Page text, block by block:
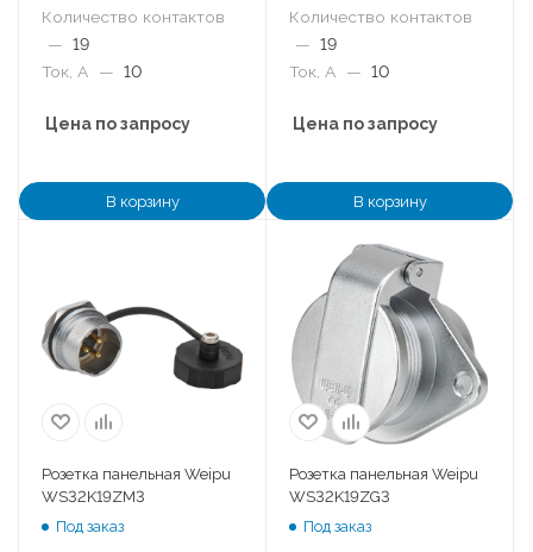
Количество контактов
— 19
Ток, А
— 10
Цена по запросу
В корзину
Количество контактов
— 19
Ток, А
— 10
Цена по запросу
В корзину
Розетка панельная Weipu
WS32K19ZM3
Под заказ
Розетка панельная Weipu
WS32K19ZG3
Под заказ